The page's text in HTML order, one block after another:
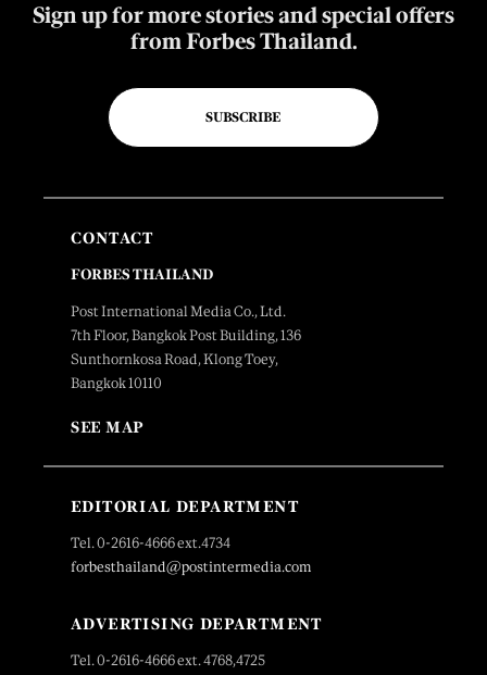
Sign up for more stories and special offers
from Forbes Thailand.
SUBSCRIBE
CONTACT
FORBES THAILAND
Post International Media Co., Ltd.
7th Floor, Bangkok Post Building, 136
Sunthornkosa Road, Klong Toey,
Bangkok 10110
SEE MAP
EDITORIAL DEPARTMENT
Tel. 0-2616-4666 ext.4734
forbesthailand@postintermedia.com
ADVERTISING DEPARTMENT
Tel. 0-2616-4666 ext. 4768,4725